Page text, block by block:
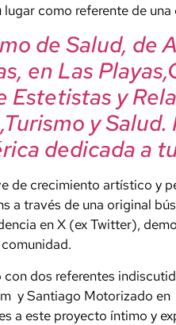
como referente de una
de Salud, de
en Las
Estetistas y
y Salud.
dedicada a
de crecimiento artístico y
a través de una original
en X (ex Twitter),
dos referentes
y Santiago Motorizado en
a este proyecto íntimo y